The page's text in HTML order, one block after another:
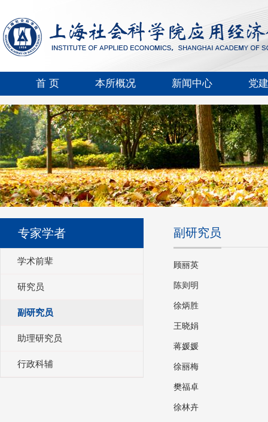
首 页 本所概况 新闻中心 党
专家学者
学术前辈
研究员
副研究员
助理研究员
行政科辅
副研究员
顾丽英
陈则明
徐炳胜
王晓娟
蒋媛媛
徐丽梅
樊福卓
徐林卉